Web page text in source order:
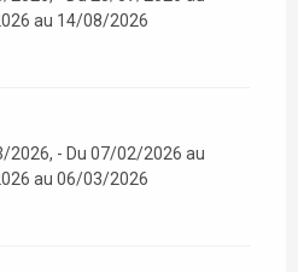
au 14/08/2026
2026, - Du 07/02/2026 au
au 06/03/2026